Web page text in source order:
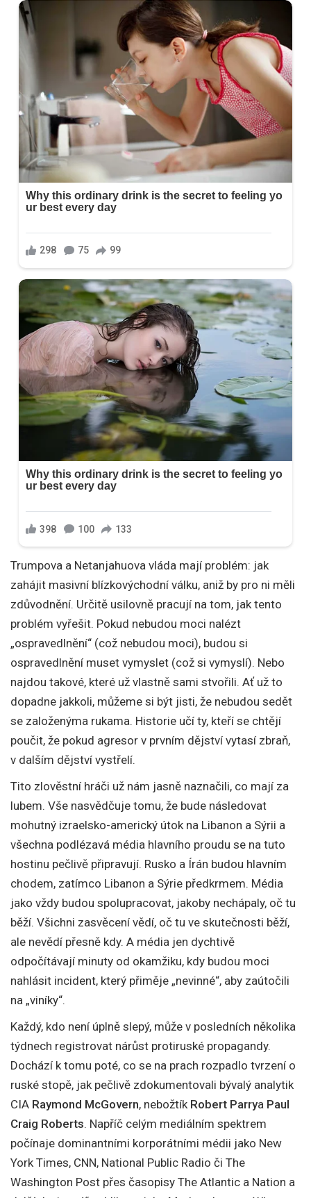
Trumpova a Netanjahuova vláda mají problém: jak
zahájit masivní blízkovýchodní válku, aniž by pro ni měli
zdůvodnění. Určitě usilovně pracují na tom, jak tento
problém vyřešit. Pokud nebudou moci nalézt
„ospravedlnění“ (což nebudou moci), budou si
ospravedlnění muset vymyslet (což si vymyslí). Nebo
najdou takové, které už vlastně sami stvořili. Ať už to
dopadne jakkoli, můžeme si být jisti, že nebudou sedět
se založenýma rukama. Historie učí ty, kteří se chtějí
poučit, že pokud agresor v prvním dějství vytasí zbraň,
v dalším dějství vystřelí.
Tito zlověstní hráči už nám jasně naznačili, co mají za
lubem. Vše nasvědčuje tomu, že bude následovat
mohutný izraelsko-americký útok na Libanon a Sýrii a
všechna podlézavá média hlavního proudu se na tuto
hostinu pečlivě připravují. Rusko a Írán budou hlavním
chodem, zatímco Libanon a Sýrie předkrmem. Média
jako vždy budou spolupracovat, jakoby nechápaly, oč tu
běží. Všichni zasvěcení vědí, oč tu ve skutečnosti běží,
ale nevědí přesně kdy. A média jen dychtivě
odpočítávají minuty od okamžiku, kdy budou moci
nahlásit incident, který přiměje „nevinné“, aby zaútočili
na „viníky“.
Každý, kdo není úplně slepý, může v posledních několika
týdnech registrovat nárůst protiruské propagandy.
Dochází k tomu poté, co se na prach rozpadlo tvrzení o
ruské stopě, jak pečlivě zdokumentovali bývalý analytik
CIA Raymond McGovern, nebožtík Robert Parrya Paul
Craig Roberts. Napříč celým mediálním spektrem
počínaje dominantními korporátními médii jako New
York Times, CNN, National Public Radio či The
Washington Post přes časopisy The Atlantic a Nation a